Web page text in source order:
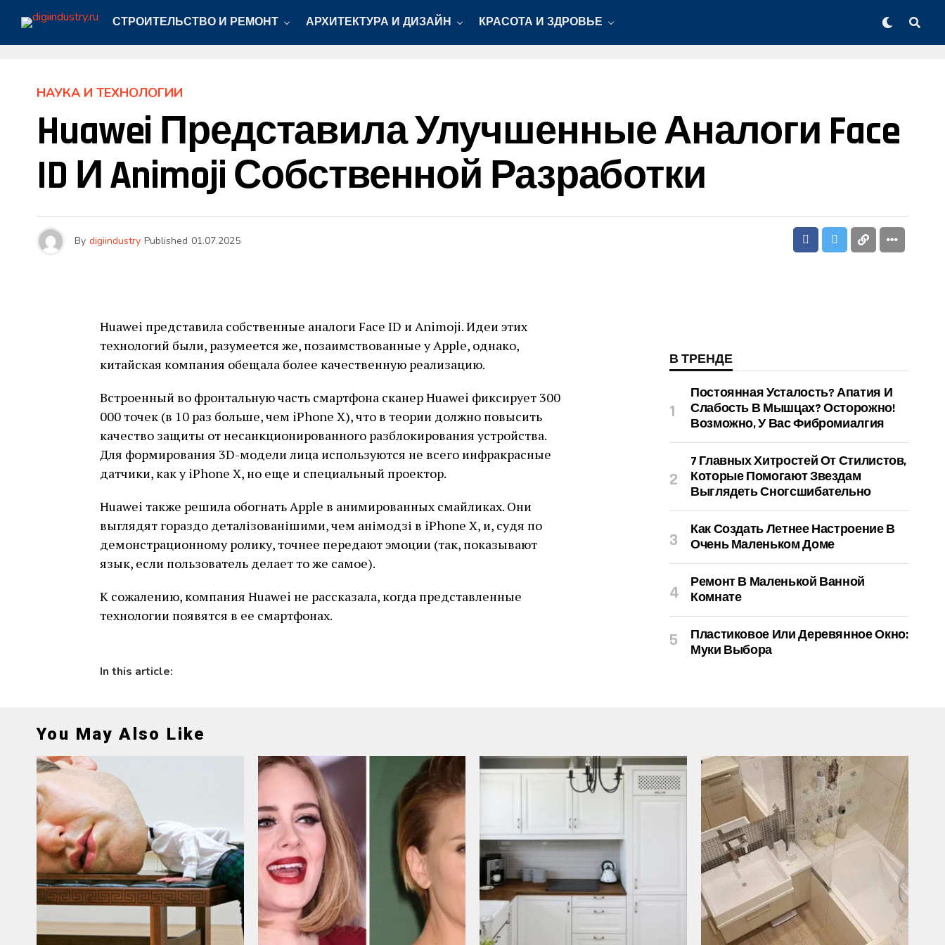
СТРОИТЕЛЬСТВО И РЕМОНТ АРХИТЕКТУРА И ДИЗАЙН КРАСОТА И ЗДРОВЬЕ
НАУКА И ТЕХНОЛОГИИ
Huawei Представила Улучшенные Аналоги Face
ID И Animoji Собственной Разработки
By digiindustry Published 01.07.2025
Huawei представила собственные аналоги Face ID и Animoji. Идеи этих
технологий были, разумеется же, позаимствованные у Apple, однако,
китайская компания обещала более качественную реализацию.
Встроенный во фронтальную часть смартфона сканер Huawei фиксирует 300
000 точек (в 10 раз больше, чем iPhone X), что в теории должно повысить
качество защиты от несанкционированного разблокирования устройства.
Для формирования 3D-модели лица используются не всего инфракрасные
датчики, как у iPhone X, но еще и специальный проектор.
Huawei также решила обогнать Apple в анимированных смайликах. Они
выглядят гораздо деталізованішими, чем анімодзі в iPhone X, и, судя по
демонстрационному ролику, точнее передают эмоции (так, показывают
язык, если пользователь делает то же самое).
К сожалению, компания Huawei не рассказала, когда представленные
технологии появятся в ее смартфонах.
In this article:
В ТРЕНДЕ
Постоянная Усталость? Апатия И
Слабость В Мышцах? Осторожно!
Возможно, У Вас Фибромиалгия
7 Главных Хитростей От Стилистов,
Которые Помогают Звездам
Выглядеть Сногсшибательно
Как Создать Летнее Настроение В
Очень Маленьком Доме
Ремонт В Маленькой Ванной
Комнате
Пластиковое Или Деревянное Окно:
Муки Выбора
You May Also Like